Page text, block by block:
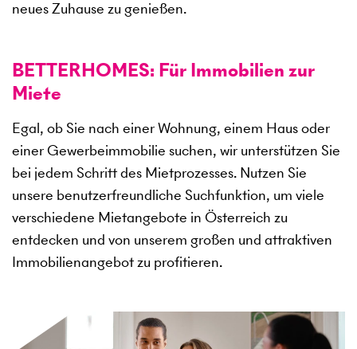
neues Zuhause zu genießen.
BETTERHOMES: Für Immobilien zur
Miete
Egal, ob Sie nach einer Wohnung, einem Haus oder
einer Gewerbeimmobilie suchen, wir unterstützen Sie
bei jedem Schritt des Mietprozesses. Nutzen Sie
unsere benutzerfreundliche Suchfunktion, um viele
verschiedene Mietangebote in Österreich zu
entdecken und von unserem großen und attraktiven
Immobilienangebot zu profitieren.